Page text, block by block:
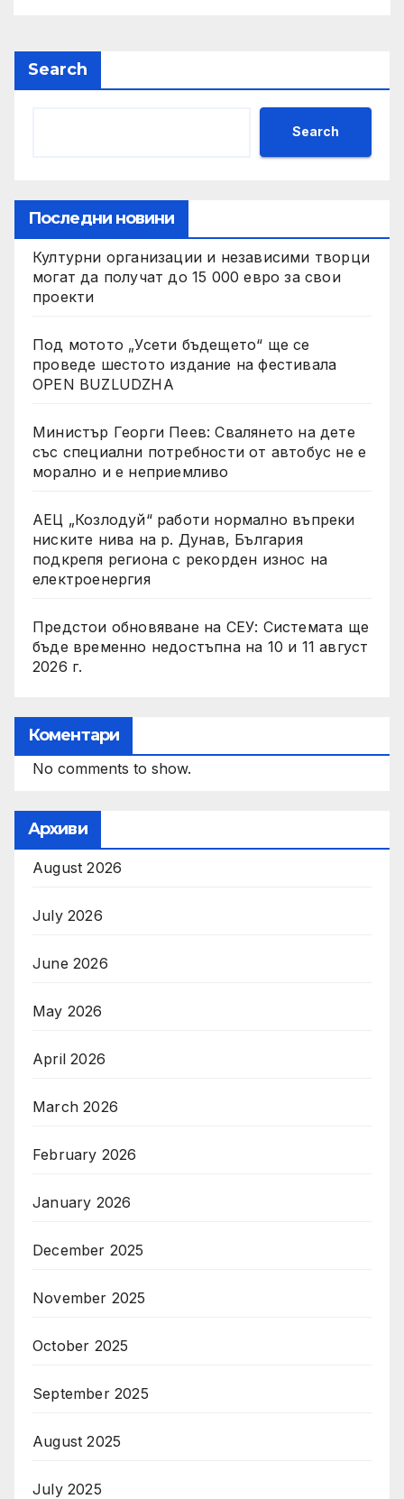
Search
Search
Последни новини
Културни организации и независими творци
могат да получат до 15 000 евро за свои
проекти
Под мотото „Усети бъдещето“ ще се
проведе шестото издание на фестивала
OPEN BUZLUDZHA
Министър Георги Пеев: Свалянето на дете
със специални потребности от автобус не е
морално и е неприемливо
АЕЦ „Козлодуй“ работи нормално въпреки
ниските нива на р. Дунав, България
подкрепя региона с рекорден износ на
електроенергия
Предстои обновяване на СЕУ: Системата ще
бъде временно недостъпна на 10 и 11 август
2026 г.
Коментари
No comments to show.
Архиви
August 2026
July 2026
June 2026
May 2026
April 2026
March 2026
February 2026
January 2026
December 2025
November 2025
October 2025
September 2025
August 2025
July 2025